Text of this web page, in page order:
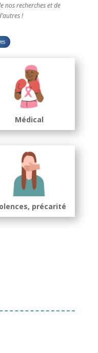
nos recherches et de
!
Médical
précarité